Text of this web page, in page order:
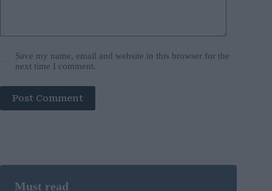
Save my name, email and website in this browser for the
next time I comment.
Post Comment